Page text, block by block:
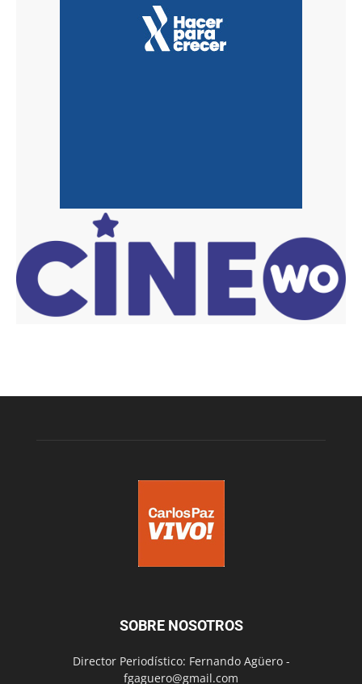
SOBRE NOSOTROS
Director Periodístico: Fernando Agüero -
fgaguero@gmail.com